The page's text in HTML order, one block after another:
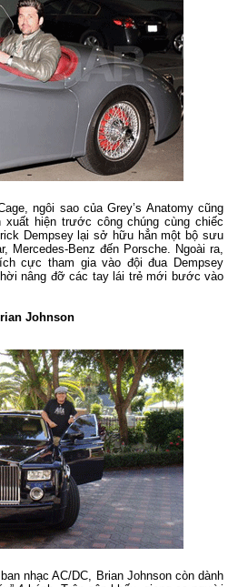
ngôi sao của Grey’s Anatomy cũng
hiện trước công chúng cùng chiếc
Dempsey lại sở hữu hẳn một bộ sưu
Mercedes-Benz đến Porsche. Ngoài ra,
cực tham gia vào đội đua Dempsey
nâng đỡ các tay lái trẻ mới bước vào
Johnson
nhạc AC/DC, Brian Johnson còn dành